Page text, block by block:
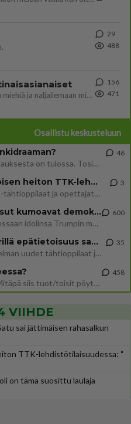
29
488
Tulevat tänne palstalle haukkumaan miehiä ja naljailemaan miehelle, kehuvat olevansa heitä parempia. Itse asuvat MIEHE
156
471
Osallistu keskusteluun
Uusi draamasarja järkyttävästä tapauksesta on tulossa. Tositapahtumiin perustuva sarja ammentaa vuoden 1986 Mikkelin pan
46
Ernest Lawson täräytti erikoisen heiton TTK-lehdistötilaisuudessa: " Onko tässä tarkoituksena...?"
Ernest Lawson esitteli uudet TTK-tähtioppilaat ja opettajat torstaina 6.8. lehdistölle. Tulevalla kaudella on yksi hausk
3
Jos SDP ei voita reilusti, persut kumoavat demokratian Suomesta
Näin tekisi ainakin Rydman seuratessaan idolinsa Trumpin mallia https://www.is.fi/politiikka/art-2000012187244.html
600
Uuden TTK-juontajan ympärillä epätietoisuus sakenee - Nyt MTV hämmentää soppaa
TTK tulee taas tänä syksynä. Ohjelman uudet tähtioppilaat julkistetaan torstaina 6. elokuuta klo 14 alkavassa lehdistö
35
Siinäpä se kysymys on otsikossa. Mitäpä siis tuot/toisit pöytään parisuhteessa? Oletko mies vai nainen? Koetko sen mitä
458
VIIHDE
sai jättimäisen rahasalkun
TTK-lehdistötilaisuudessa: "
on tämä suosittu laulaja